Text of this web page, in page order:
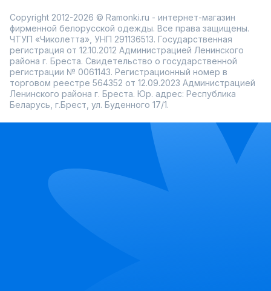
Copyright 2012-2026 © Ramonki.ru - интернет-магазин
фирменной белорусской одежды. Все права защищены.
ЧТУП «Чиколетта», УНП 291136513. Государственная
регистрация от 12.10.2012 Администрацией Ленинского
района г. Бреста. Свидетельство о государственной
регистрации № 0061143. Регистрационный номер в
торговом реестре 564352 от 12.09.2023 Администрацией
Ленинского района г. Бреста. Юр. адрес: Республика
Беларусь, г.Брест, ул. Буденного 17/1.